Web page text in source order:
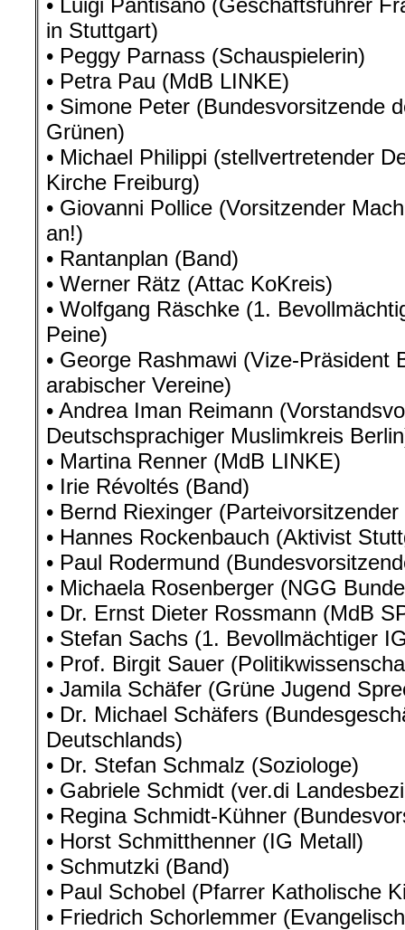
• Luigi Pantisano (Geschäftsführer
in Stuttgart)
• Peggy Parnass (Schauspielerin)
• Petra Pau (MdB LINKE)
• Simone Peter (Bundesvorsitzende
Grünen)
• Michael Philippi (stellvertretender
Kirche Freiburg)
• Giovanni Pollice (Vorsitzender
an!)
• Rantanplan (Band)
• Werner Rätz (Attac KoKreis)
• Wolfgang Räschke (1.
Peine)
• George Rashmawi (Vize-Präsident
arabischer Vereine)
• Andrea Iman Reimann
Deutschsprachiger Muslimkreis
• Martina Renner (MdB LINKE)
• Irie Révoltés (Band)
• Bernd Riexinger
• Hannes Rockenbauch (Aktivist
• Paul Rodermund
• Michaela Rosenberger (NGG
• Dr. Ernst Dieter Rossmann (MdB
• Stefan Sachs (1. Bevollmächtiger
• Prof. Birgit Sauer
• Jamila Schäfer (Grüne Jugend
• Dr. Michael Schäfers
Deutschlands)
• Dr. Stefan Schmalz (Soziologe)
• Gabriele Schmidt (ver.di
• Regina Schmidt-Kühner
• Horst Schmitthenner (IG Metall)
• Schmutzki (Band)
• Paul Schobel (Pfarrer Katholische
• Friedrich Schorlemmer